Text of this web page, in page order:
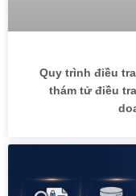
Quy trình điều
thám tử điều